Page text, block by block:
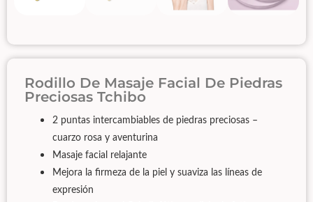
Rodillo De Masaje Facial De Piedras
Preciosas Tchibo
2 puntas intercambiables de piedras preciosas –
cuarzo rosa y aventurina
Masaje facial relajante
Mejora la firmeza de la piel y suaviza las líneas de
expresión